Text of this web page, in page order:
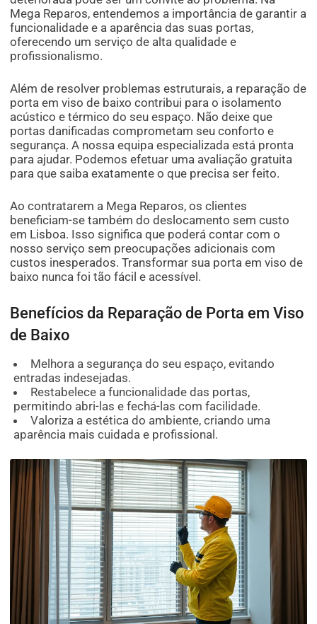
Mega Reparos, entendemos a importância de garantir a
funcionalidade e a aparência das suas portas,
oferecendo um serviço de alta qualidade e
profissionalismo.
Além de resolver problemas estruturais, a reparação de
porta em viso de baixo contribui para o isolamento
acústico e térmico do seu espaço. Não deixe que
portas danificadas comprometam seu conforto e
segurança. A nossa equipa especializada está pronta
para ajudar. Podemos efetuar uma avaliação gratuita
para que saiba exatamente o que precisa ser feito.
Ao contratarem a Mega Reparos, os clientes
beneficiam-se também do deslocamento sem custo
em Lisboa. Isso significa que poderá contar com o
nosso serviço sem preocupações adicionais com
custos inesperados. Transformar sua porta em viso de
baixo nunca foi tão fácil e acessível.
Benefícios da Reparação de Porta em Viso
de Baixo
Melhora a segurança do seu espaço, evitando
entradas indesejadas.
Restabelece a funcionalidade das portas,
permitindo abri-las e fechá-las com facilidade.
Valoriza a estética do ambiente, criando uma
aparência mais cuidada e profissional.